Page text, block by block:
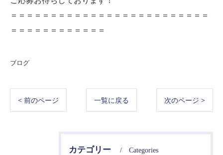
＝＝＝＝＝＝＝＝＝＝＝＝＝＝＝＝＝＝＝＝＝＝＝＝＝
＝＝＝＝＝＝＝＝＝＝＝＝
ブログ
< 前のページ 一覧に戻る 次のページ >
カテゴリー Categories